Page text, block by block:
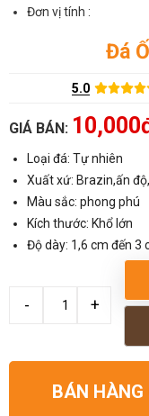
Đơn vị tính :
Đá
5.0
GIÁ BÁN:
Loại đá: Tự nhiên
Xuất xứ: Brazin,ấn
Màu sắc: phong phú
Kích thước: Khổ lớn
Độ dày: 1,6 cm đến 3
BÁN HÀNG